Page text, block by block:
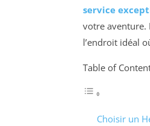
service
votre aventure.
l’endroit idéal
Table of
Choisir un